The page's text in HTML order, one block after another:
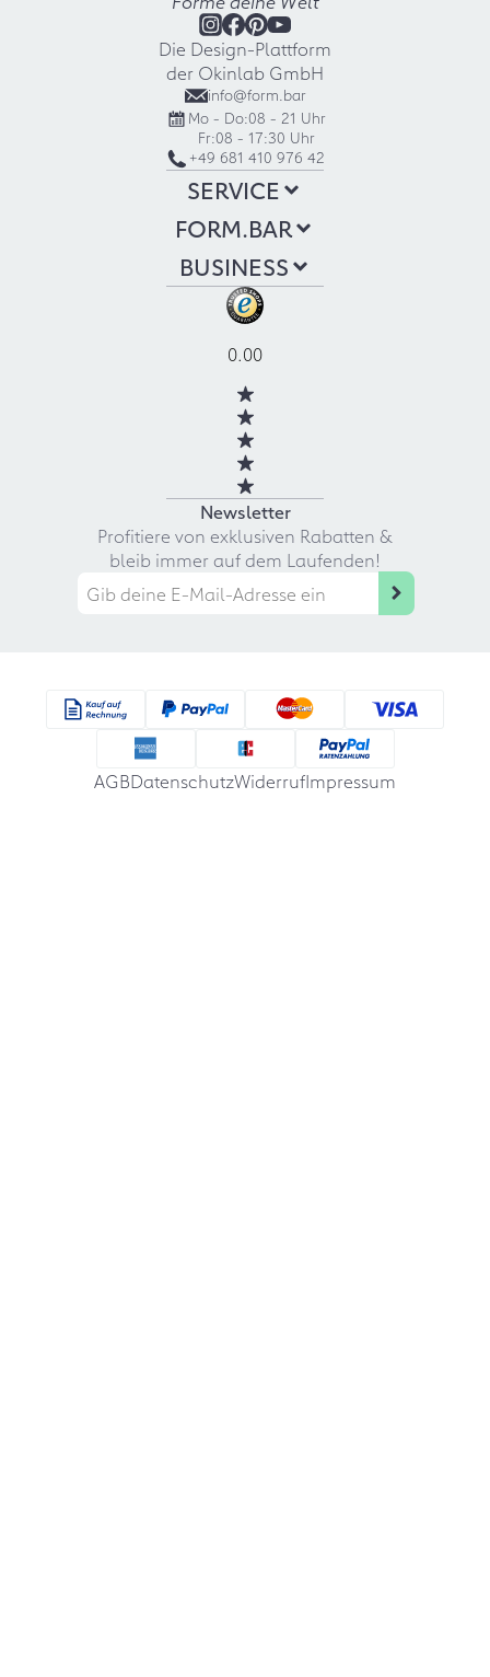
Die Design-Plattform
der Okinlab GmbH
info@form.bar
Mo - Do:08 - 21 Uhr
Fr:08 - 17:30 Uhr
+49 681 410 976 42
SERVICE
FORM.BAR
BUSINESS
0.00
Newsletter
Profitiere von exklusiven Rabatten &
bleib immer auf dem Laufenden!
AGBDatenschutzWiderrufImpressum